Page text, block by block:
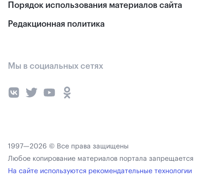
Порядок использования материалов сайта
Редакционная политика
Мы в социальных сетях
1997—2026 © Все права защищены
Любое копирование материалов портала запрещается
На сайте используются рекомендательные технологии